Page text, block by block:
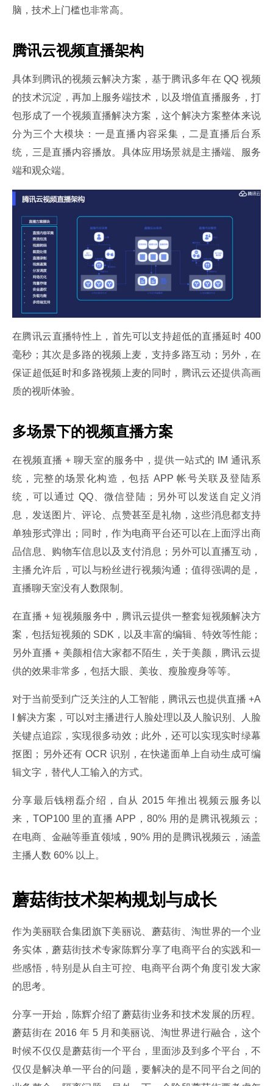
脑，技术上门槛也非常高。
腾讯云视频直播架构
具体到腾讯的视频云解决方案，基于腾讯多年在 QQ 视频
的技术沉淀，再加上服务端技术，以及增值直播服务，打
包形成了一个视频直播解决方案，这个解决方案整体来说
分为三个大模块：一是直播内容采集，二是直播后台系
统，三是直播内容播放。具体应用场景就是主播端、服务
端和观众端。
在腾讯云直播特性上，首先可以支持超低的直播延时 400
毫秒；其次是多路的视频上麦，支持多路互动；另外，在
保证超低延时和多路视频上麦的同时，腾讯云还提供高画
质的视听体验。
多场景下的视频直播方案
在视频直播 + 聊天室的服务中，提供一站式的 IM 通讯系
统，完整的场景化构造，包括 APP 帐号关联及登陆系
统，可以通过 QQ、微信登陆；另外可以发送自定义消
息，发送图片、评论、点赞甚至是礼物，这些消息都支持
单独形式弹出；同时，作为电商平台还可以在上面浮出商
品信息、购物车信息以及支付消息；另外可以直播互动，
主播允许后，可以与粉丝进行视频沟通；值得强调的是，
直播聊天室没有人数限制。
在直播 + 短视频服务中，腾讯云提供一整套短视频解决方
案，包括短视频的 SDK，以及丰富的编辑、特效等性能；
另外直播 + 美颜相信大家都不陌生，关于美颜，腾讯云提
供的效果非常多，包括大眼、美妆、瘦脸瘦身等等。
对于当前受到广泛关注的人工智能，腾讯云也提供直播 +A
I 解决方案，可以对主播进行人脸处理以及人脸识别、人脸
关键点追踪，实现很多动效；此外，还可以实现实时绿幕
抠图；另外还有 OCR 识别，在快递面单上自动生成可编
辑文字，替代人工输入的方式。
分享最后钱栩磊介绍，自从 2015 年推出视频云服务以
来，TOP100 里的直播 APP，80% 用的是腾讯视频云；
在电商、金融等垂直领域，90% 用的是腾讯视频云，涵盖
主播人数 60% 以上。
蘑菇街技术架构规划与成长
作为美丽联合集团旗下美丽说、蘑菇街、淘世界的一个业
务实体，蘑菇街技术专家陈辉分享了电商平台的实践和一
些感悟，特别是从自主可控、电商平台两个角度引发大家
的思考。
分享一开始，陈辉介绍了蘑菇街业务和技术发展的历程。
蘑菇街在 2016 年 5 月和美丽说、淘世界进行融合，这个
时候不仅仅是蘑菇街一个平台，里面涉及到多个平台，不
仅仅是解决单一平台的问题，要解决的是不同平台之间的